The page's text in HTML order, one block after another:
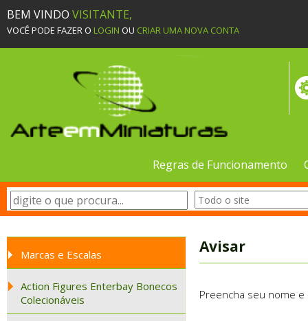
BEM VINDO VISITANTE,
VOCÊ PODE FAZER O LOGIN OU CRIAR UMA NOVA CONTA
Regras de Funcionamento
Marcas e Escalas
Action Figures Enterbay Bonecos
Colecionáveis
Avisar
Preencha seu nome